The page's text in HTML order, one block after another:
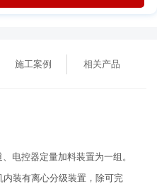
施工案例 相关产品
电控器定量加料装置为一组。
装有离心分级装置，除可完